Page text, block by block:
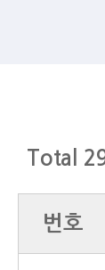
Total
번호